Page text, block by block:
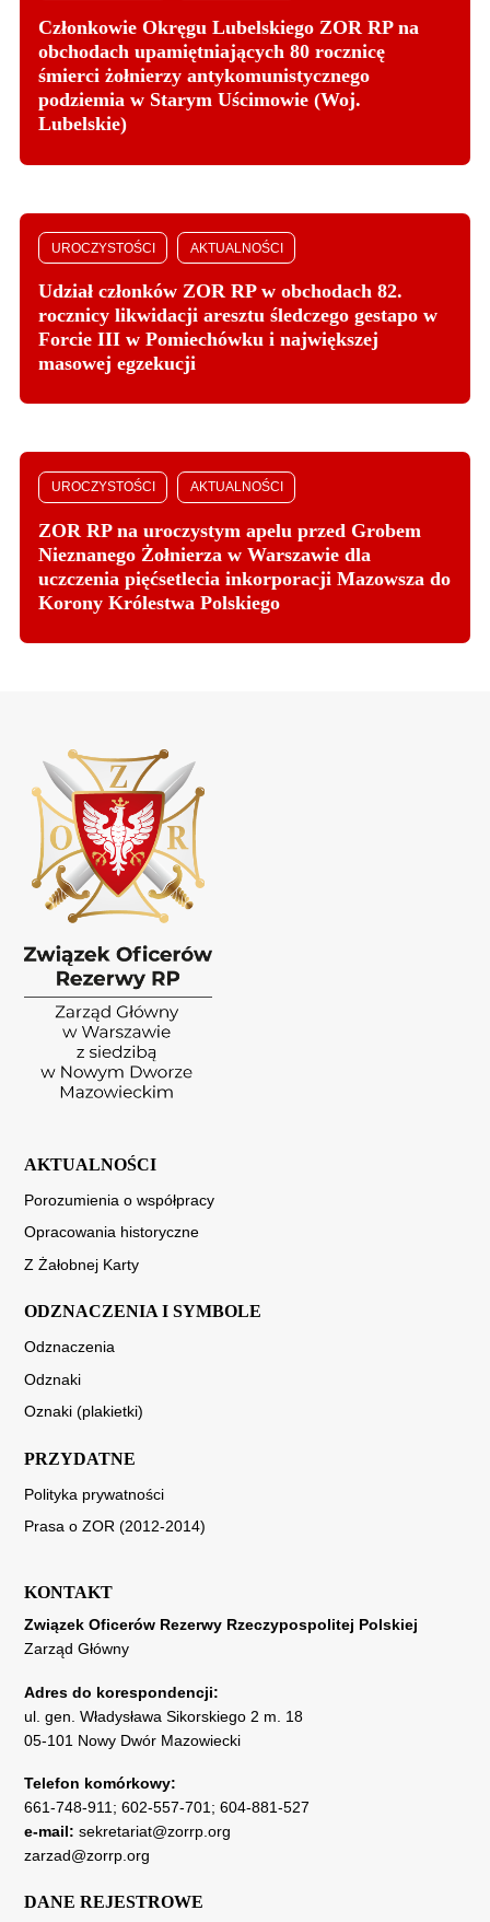
Członkowie Okręgu Lubelskiego ZOR RP na
obchodach upamiętniających 80 rocznicę
śmierci żołnierzy antykomunistycznego
podziemia w Starym Uścimowie (Woj.
Lubelskie)
UROCZYSTOŚCI AKTUALNOŚCI
Udział członków ZOR RP w obchodach 82.
rocznicy likwidacji aresztu śledczego gestapo w
Forcie III w Pomiechówku i największej
masowej egzekucji
UROCZYSTOŚCI AKTUALNOŚCI
ZOR RP na uroczystym apelu przed Grobem
Nieznanego Żołnierza w Warszawie dla
uczczenia pięćsetlecia inkorporacji Mazowsza do
Korony Królestwa Polskiego
AKTUALNOŚCI
Porozumienia o współpracy
Opracowania historyczne
Z Żałobnej Karty
ODZNACZENIA I SYMBOLE
Odznaczenia
Odznaki
Oznaki (plakietki)
PRZYDATNE
Polityka prywatności
Prasa o ZOR (2012-2014)
KONTAKT
Związek Oficerów Rezerwy Rzeczypospolitej Polskiej
Zarząd Główny
Adres do korespondencji:
ul. gen. Władysława Sikorskiego 2 m. 18
05-101 Nowy Dwór Mazowiecki
Telefon komórkowy:
661-748-911 ; 602-557-701 ; 604-881-527
e-mail: sekretariat@zorrp.org
zarzad@zorrp.org
DANE REJESTROWE